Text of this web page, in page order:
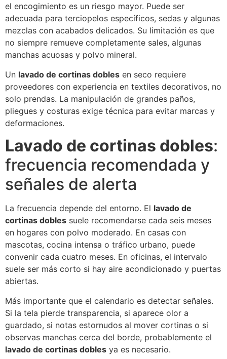
el encogimiento es un riesgo mayor. Puede ser
adecuada para terciopelos específicos, sedas y algunas
mezclas con acabados delicados. Su limitación es que
no siempre remueve completamente sales, algunas
manchas acuosas y polvo mineral.
Un lavado de cortinas dobles en seco requiere
proveedores con experiencia en textiles decorativos, no
solo prendas. La manipulación de grandes paños,
pliegues y costuras exige técnica para evitar marcas y
deformaciones.
Lavado de cortinas dobles:
frecuencia recomendada y
señales de alerta
La frecuencia depende del entorno. El lavado de
cortinas dobles suele recomendarse cada seis meses
en hogares con polvo moderado. En casas con
mascotas, cocina intensa o tráfico urbano, puede
convenir cada cuatro meses. En oficinas, el intervalo
suele ser más corto si hay aire acondicionado y puertas
abiertas.
Más importante que el calendario es detectar señales.
Si la tela pierde transparencia, si aparece olor a
guardado, si notas estornudos al mover cortinas o si
observas manchas cerca del borde, probablemente el
lavado de cortinas dobles ya es necesario.